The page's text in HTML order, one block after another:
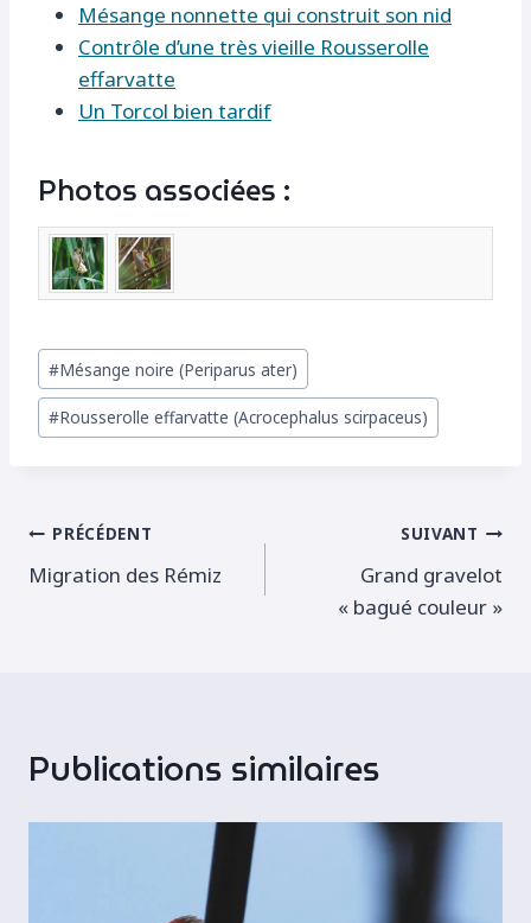
Mésange nonnette qui construit son nid
Contrôle d’une très vieille Rousserolle
effarvatte
Un Torcol bien tardif
Photos associées :
Étiquettes
de
la
#Mésange noire (Periparus ater)
#Rousserolle effarvatte (Acrocephalus scirpaceus)
Navigation
de
PRÉCÉDENT
Migration des Rémiz
SUIVANT
Grand gravelot
« bagué couleur »
Publications similaires